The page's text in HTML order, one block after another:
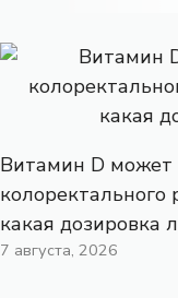
Витамин D может
колоректального
какая дозировка
7 августа, 2026